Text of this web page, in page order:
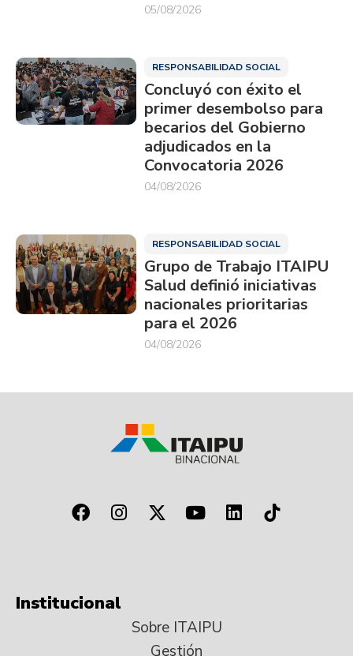
05/08/2026
RESPONSABILIDAD SOCIAL
Concluyó con éxito el
primer desembolso para
becarios del Gobierno
adjudicados en la
Convocatoria 2026
04/08/2026
RESPONSABILIDAD SOCIAL
Grupo de Trabajo ITAIPU
Salud definió iniciativas
nacionales prioritarias
para el 2026
04/08/2026
Institucional
Sobre ITAIPU
Gestión